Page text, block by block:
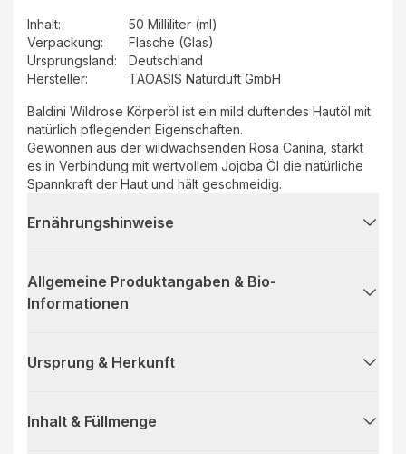
Inhalt:
50 Milliliter (ml)
Verpackung:
Flasche (Glas)
Ursprungsland:
Deutschland
Hersteller: TAOASIS Naturduft GmbH
Baldini Wildrose Körperöl ist ein mild duftendes Hautöl mit
natürlich pflegenden Eigenschaften.
Gewonnen aus der wildwachsenden Rosa Canina, stärkt
es in Verbindung mit wertvollem Jojoba Öl die natürliche
Spannkraft der Haut und hält geschmeidig.
Ernährungshinweise
Allgemeine Produktangaben & Bio-
Informationen
Ursprung & Herkunft
Inhalt & Füllmenge